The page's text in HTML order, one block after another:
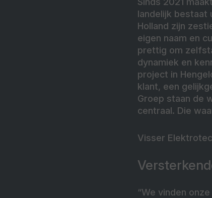
landelijk bestaat
Holland zijn
eigen naam en
prettig om
dynamiek en
project in
klant, een
Groep staan de
centraal. Die
Visser
“We vinden